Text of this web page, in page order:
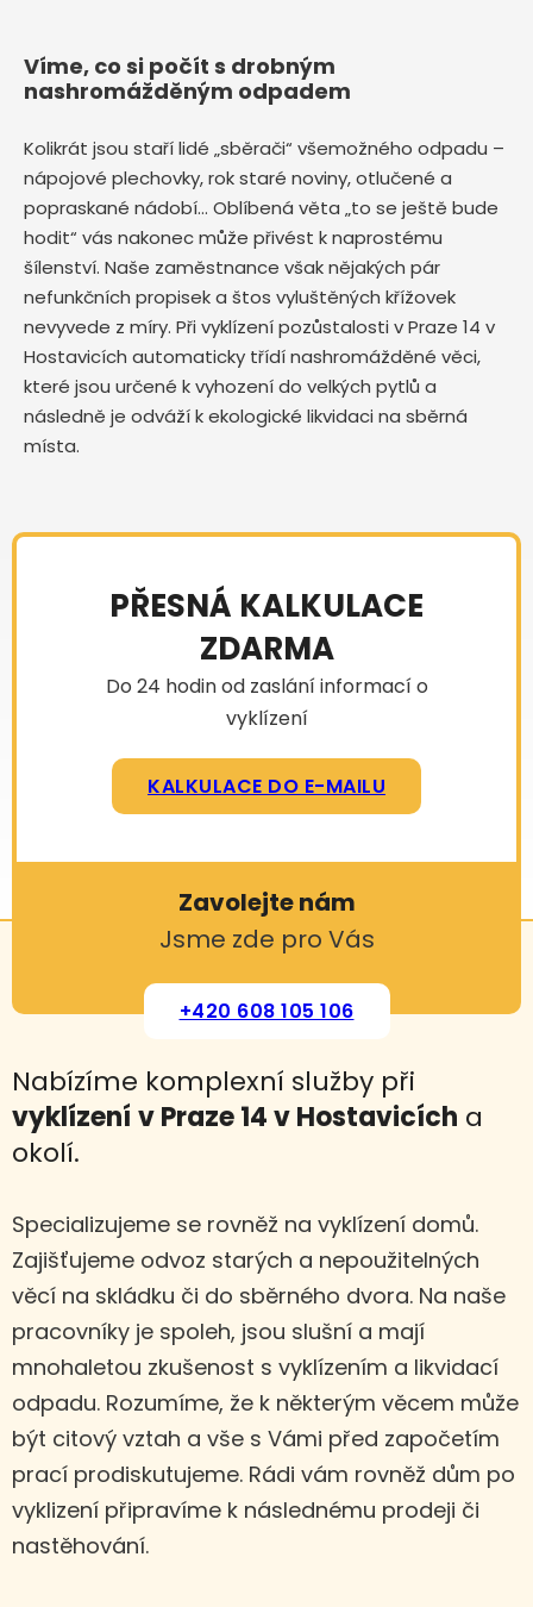
Víme, co si počít s drobným
nashromážděným odpadem
Kolikrát jsou staří lidé „sběrači“ všemožného odpadu –
nápojové plechovky, rok staré noviny, otlučené a
popraskané nádobí… Oblíbená věta „to se ještě bude
hodit“ vás nakonec může přivést k naprostému
šílenství. Naše zaměstnance však nějakých pár
nefunkčních propisek a štos vyluštěných křížovek
nevyvede z míry. Při vyklízení pozůstalosti v Praze 14 v
Hostavicích automaticky třídí nashromážděné věci,
které jsou určené k vyhození do velkých pytlů a
následně je odváží k ekologické likvidaci na sběrná
místa.
PŘESNÁ KALKULACE
ZDARMA
Do 24 hodin od zaslání informací o
vyklízení
KALKULACE DO E-MAILU
Zavolejte nám
Jsme zde pro Vás
+420 608 105 106
Nabízíme komplexní služby při
vyklízení v Praze 14 v Hostavicích a
okolí.
Specializujeme se rovněž na vyklízení domů.
Zajišťujeme odvoz starých a nepoužitelných
věcí na skládku či do sběrného dvora. Na naše
pracovníky je spoleh, jsou slušní a mají
mnohaletou zkušenost s vyklízením a likvidací
odpadu. Rozumíme, že k některým věcem může
být citový vztah a vše s Vámi před započetím
prací prodiskutujeme. Rádi vám rovněž dům po
vyklizení připravíme k následnému prodeji či
nastěhování.